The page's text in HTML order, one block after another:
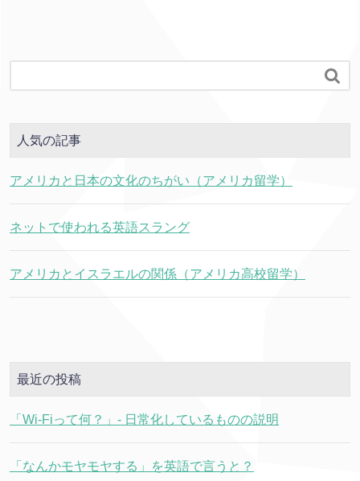

人気の記事
アメリカと日本の文化のちがい（アメリカ留学）
ネットで使われる英語スラング
アメリカとイスラエルの関係（アメリカ高校留学）
最近の投稿
「Wi-Fiって何？」- 日常化しているものの説明
「なんかモヤモヤする」を英語で言うと？